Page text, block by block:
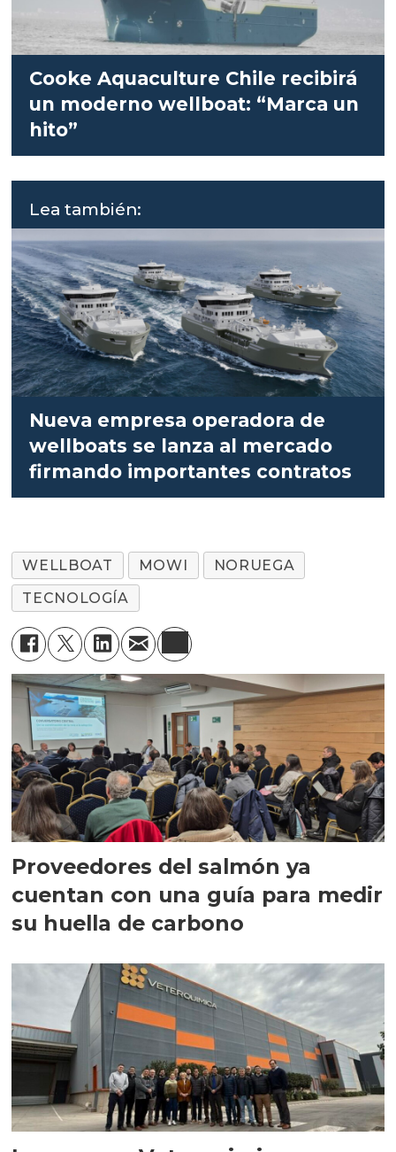
Cooke Aquaculture Chile recibirá
un moderno wellboat: “Marca un
hito”
Lea también:
Nueva empresa operadora de
wellboats se lanza al mercado
firmando importantes contratos
WELLBOAT MOWI
NORUEGA
TECNOLOGÍA
Proveedores del salmón ya
cuentan con una guía para medir
su huella de carbono